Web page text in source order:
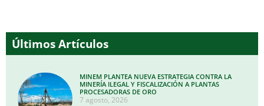
Últimos Artículos
MINEM PLANTEA NUEVA ESTRATEGIA CONTRA LA
MINERÍA ILEGAL Y FISCALIZACIÓN A PLANTAS
PROCESADORAS DE ORO
7 agosto, 2026